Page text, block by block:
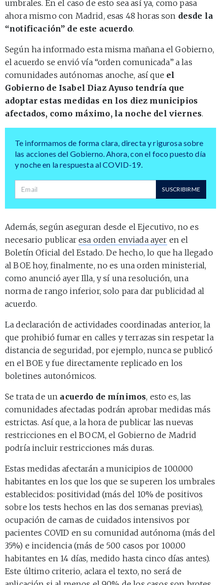
umbrales. En el caso de esto sea así ya, como pasa
ahora mismo con Madrid, esas 48 horas son desde la
“notificación” de este acuerdo.
Según ha informado esta misma mañana el Gobierno,
el acuerdo se envió vía “orden comunicada” a las
comunidades autónomas anoche, así que el
Gobierno de Isabel Diaz Ayuso tendría que
adoptar estas medidas en los diez municipios
afectados, como máximo, la noche del viernes.
Te informamos de forma clara, directa y rigurosa sobre
las acciones del Gobierno. Ahora, con el foco puesto día
y noche en la respuesta al COVID-19.
Dirección de correo SUSCRIBIRME
Además, según aseguran desde el Ejecutivo, no es
necesario publicaresa orden enviada ayer en el
Boletín Oficial del Estado. De hecho, lo que ha llegado
al BOE hoy, finalmente, no es una orden ministerial,
como anunció ayer Illa, y sí una resolución, una
norma de rango inferior, solo para dar publicidad al
acuerdo.
La declaración de actividades coordinadas anterior, la
que prohibió fumar en calles y terrazas sin respetar la
distancia de seguridad, por ejemplo, nunca se publicó
en el BOE y fue directamente replicado en los
boletines autonómicos.
Se trata de un acuerdo de mínimos, esto es, las
comunidades afectadas podrán aprobar medidas más
estrictas. Así que, a la hora de publicar las nuevas
restricciones en el BOCM, el Gobierno de Madrid
podría incluir restricciones más duras.
Estas medidas afectarán a municipios de 100.000
habitantes en los que los que se superen los umbrales
establecidos: positividad (más del 10% de positivos
sobre los tests hechos en las dos semanas previas),
ocupación de camas de cuidados intensivos por
pacientes COVID en su comunidad autónoma (más del
35%) e incidencia (más de 500 casos por 100.00
habitantes en 14 días, medido hasta cinco días antes).
Este último criterio, aclara el texto, no será de